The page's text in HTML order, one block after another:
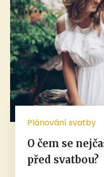
Plánování svatby
O čem se
před svatbou?